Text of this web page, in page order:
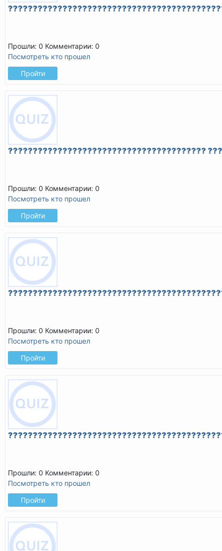
Прошли: 0 Комментарии: 0
Посмотреть кто прошел
Пройти
????????????????????????????????????????
Прошли: 0 Комментарии: 0
Посмотреть кто прошел
Пройти
Прошли: 0 Комментарии: 0
Посмотреть кто прошел
Пройти
Прошли: 0 Комментарии: 0
Посмотреть кто прошел
Пройти